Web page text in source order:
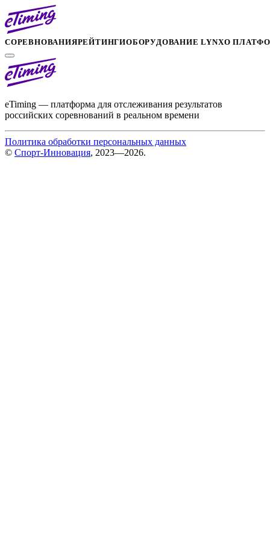
СОРЕВНОВАНИЯРЕЙТИНГИОБОРУДОВАНИЕ LYNXО
eTiming — платформа для отслеживания результатов
российских соревнований в реальном времени
Политика обработки персональных данных
© Спорт-Инновация, 2023—2026.